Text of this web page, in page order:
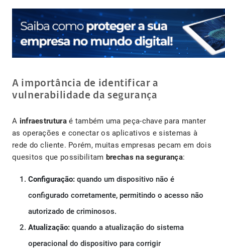
A importância de identificar a
vulnerabilidade da segurança
A infraestruturaé também uma peça-chave para manter
as operações e conectar os aplicativos e sistemas à
rede do cliente. Porém, muitas empresas pecam em dois
quesitos que possibilitam brechas na segurança:
Configuração: quando um dispositivo não é
configurado corretamente, permitindo o acesso não
autorizado de criminosos.
Atualização: quando a atualização do sistema
operacional do dispositivo para corrigir